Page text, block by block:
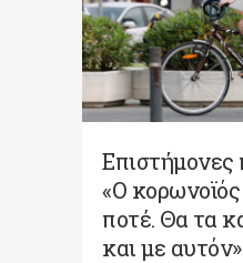
Επιστήμονες
«Ο
ποτέ. Θα τα
και με αυτόν»